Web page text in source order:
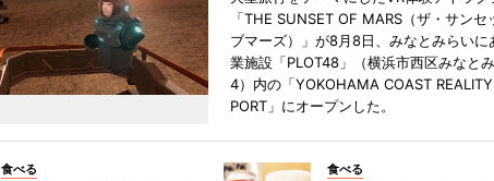
「THE SUNSET OF MARS（ザ・サンセ
ブマーズ）」が8月8日、みなとみらいに
業施設「PLOT48」（横浜市西区みなと
4）内の「YOKOHAMA COAST REALITY
PORT」にオープンした。
食べる 食べる